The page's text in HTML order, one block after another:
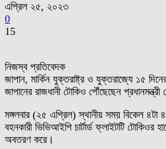
এপ্রিল ২৫, ২০২৩
0
15
নিজস্ব প্রতিবেদক
জাপান, মার্কিন যুক্তরাষ্ট্র ও যুক্তরাজ্যে ১৫
জাপানের রাজধানী টোকিও পৌঁছেছেন প্রধানমন্ত্রী
মঙ্গলবার (২৫ এপ্রিল) স্থানীয় সময় বিকেল ৪টা
বহনকারী ভিভিআইপি চার্টার্ড ফ্লাইটটি টোকিওর
অবতরণ করে।